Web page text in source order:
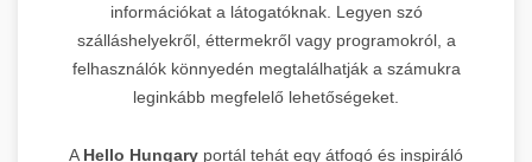
információkat a látogatóknak. Legyen szó
szálláshelyekről, éttermekről vagy programokról, a
felhasználók könnyedén megtalálhatják a számukra
leginkább megfelelő lehetőségeket.
A Hello Hungary portál tehát egy átfogó és inspiráló